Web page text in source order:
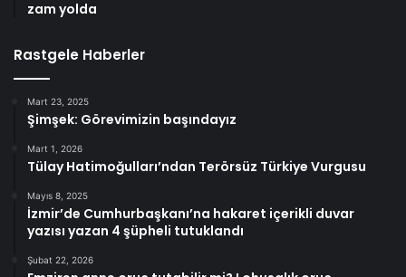
zam yolda
Rastgele Haberler
Mart 23, 2025
Şimşek: Görevimizin başındayız
Mart 1, 2026
Tülay Hatimoğulları’ndan Terörsüz Türkiye Vurgusu
Mayıs 8, 2025
İzmir’de Cumhurbaşkanı’na hakaret içerikli duvar
yazısı yazan 4 şüpheli tutuklandı
Şubat 22, 2026